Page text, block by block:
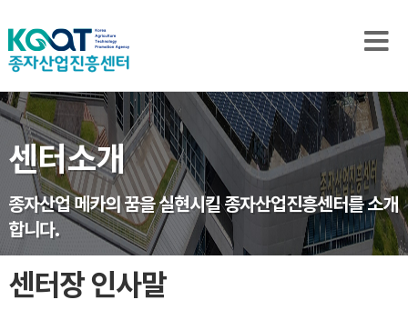
센터소개
종자산업 메카의 꿈을 실현시킬 종자산업진흥센터를 소개
합니다.
센터장 인사말